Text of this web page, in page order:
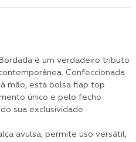
é um verdadeiro tributo
Confeccionada
mão, esta bolsa flap top
único e pelo fecho
sua exclusividade.
avulsa, permite uso versátil,